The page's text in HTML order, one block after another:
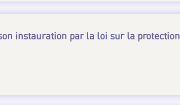
instauration par la loi sur la protection